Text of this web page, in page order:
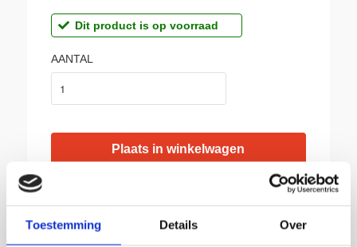
Toestemming Details Over
Dit product is op voorraad
AANTAL
Gratis afhalen in Groningen